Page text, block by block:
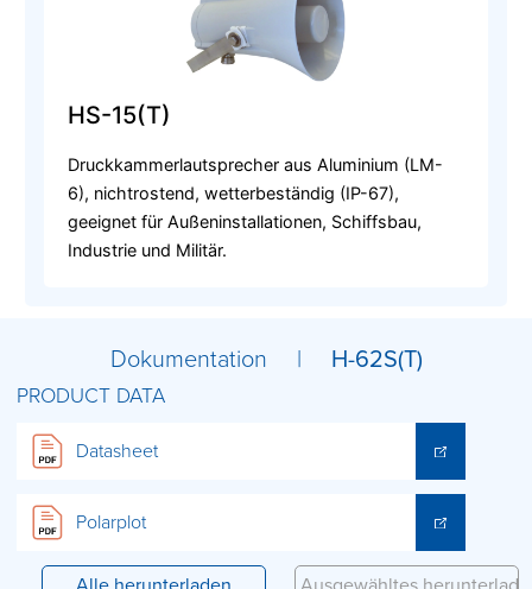
HS-15(T)
Druckkammerlautsprecher aus Aluminium (LM-
6), nichtrostend, wetterbeständig (IP-67),
geeignet für Außeninstallationen, Schiffsbau,
Industrie und Militär.
Dokumentation | H-62S(T)
PRODUCT DATA
Datasheet
Polarplot